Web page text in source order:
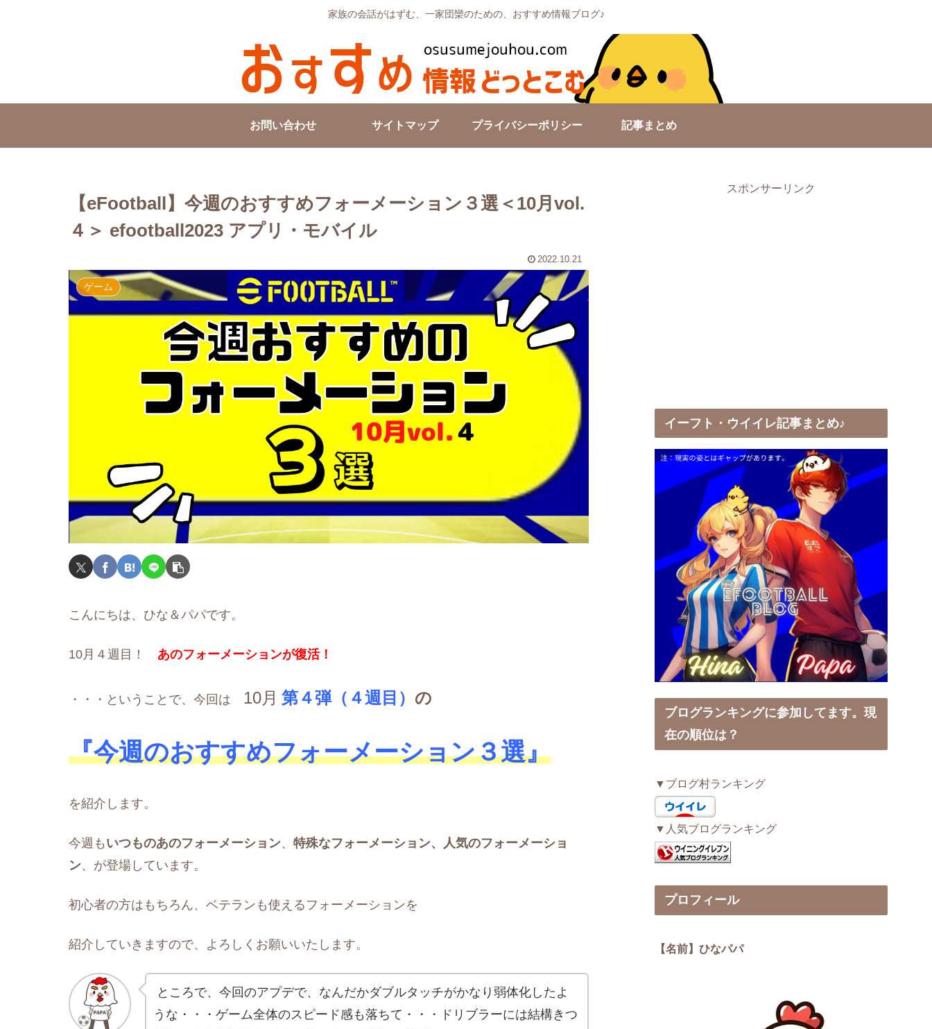
家族の会話がはずむ、一家団欒のための、おすすめ情報ブログ♪
お問い合わせ サイトマップ プライバシーポリシー 記事まとめ
【eFootball】今週のおすすめフォーメーション３選＜10月vol.
４＞ efootball2023 アプリ・モバイル
2022.10.21
ゲーム
こんにちは、ひな＆パパです。
10月４週目！ あのフォーメーションが復活！
・・・ということで、今回は 10月 第４弾（４週目） の
『今週のおすすめフォーメーション３選』
を紹介します。
今週も いつものあのフォーメーション、 特殊なフォーメーション、人気のフォーメーショ
ン、が登場しています。
初心者の方はもちろん、ベテランも使えるフォーメーションを
紹介していきますので、よろしくお願いいたします。
ところで、今回のアプデで、なんだかダブルタッチがかなり弱体化したよ
うな・・・ゲーム全体のスピード感も落ちて・・・ドリブラーには結構きつ
スポンサーリンク
イーフト・ウイイレ記事まとめ♪
ブログランキングに参加してます。現
在の順位は？
▼ブログ村ランキング
▼人気ブログランキング
プロフィール
【名前】ひなパパ